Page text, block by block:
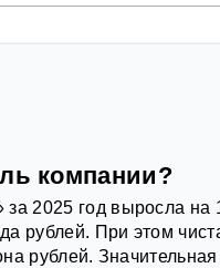
компании?
2025 год выросла на
рублей. При этом
рублей. Значительная